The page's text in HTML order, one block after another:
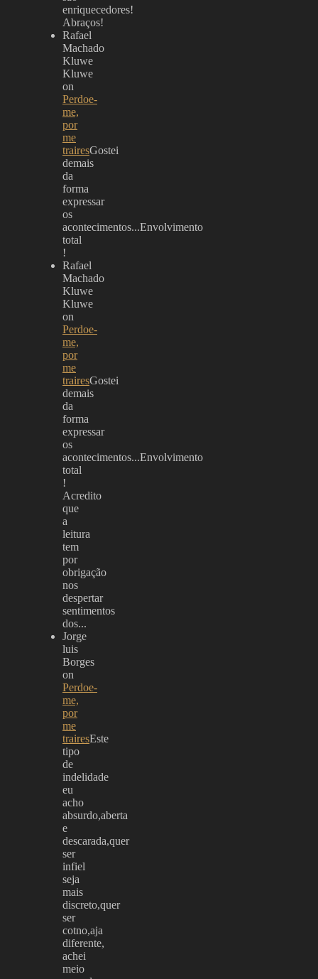
enriquecedores!
Abraços!
Rafael
Machado
Kluwe
Kluwe
on
Perdoe-
me,
por
me
trairesGostei
demais
da
forma
expressar
os
acontecimentos...Envolvimento
total
!
Rafael
Machado
Kluwe
Kluwe
on
Perdoe-
me,
por
me
trairesGostei
demais
da
forma
expressar
os
acontecimentos...Envolvimento
total
!
Acredito
que
a
leitura
tem
por
obrigação
nos
despertar
sentimentos
dos...
Jorge
luis
Borges
on
Perdoe-
me,
por
me
trairesEste
tipo
de
indelidade
eu
acho
absurdo,aberta
e
descarada,quer
ser
infiel
seja
mais
discreto,quer
ser
cotno,aja
diferente,
achei
meio